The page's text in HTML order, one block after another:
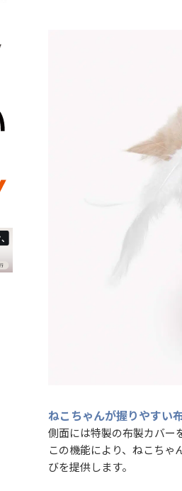
ねこちゃんが握りやすい
側面には特製の布製カバー
この機能により、ねこちゃ
びを提供します。